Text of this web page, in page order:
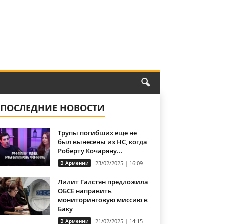
ПОСЛЕДНИЕ НОВОСТИ
Трупы погибших еще не
был вынесены из НС, когда
Роберту Кочаряну...
В Армении 23/02/2025 | 16:09
Лилит Галстян предложила
ОБСЕ направить
мониторинговую миссию в
Баку
В Армении 21/02/2025 | 14:15